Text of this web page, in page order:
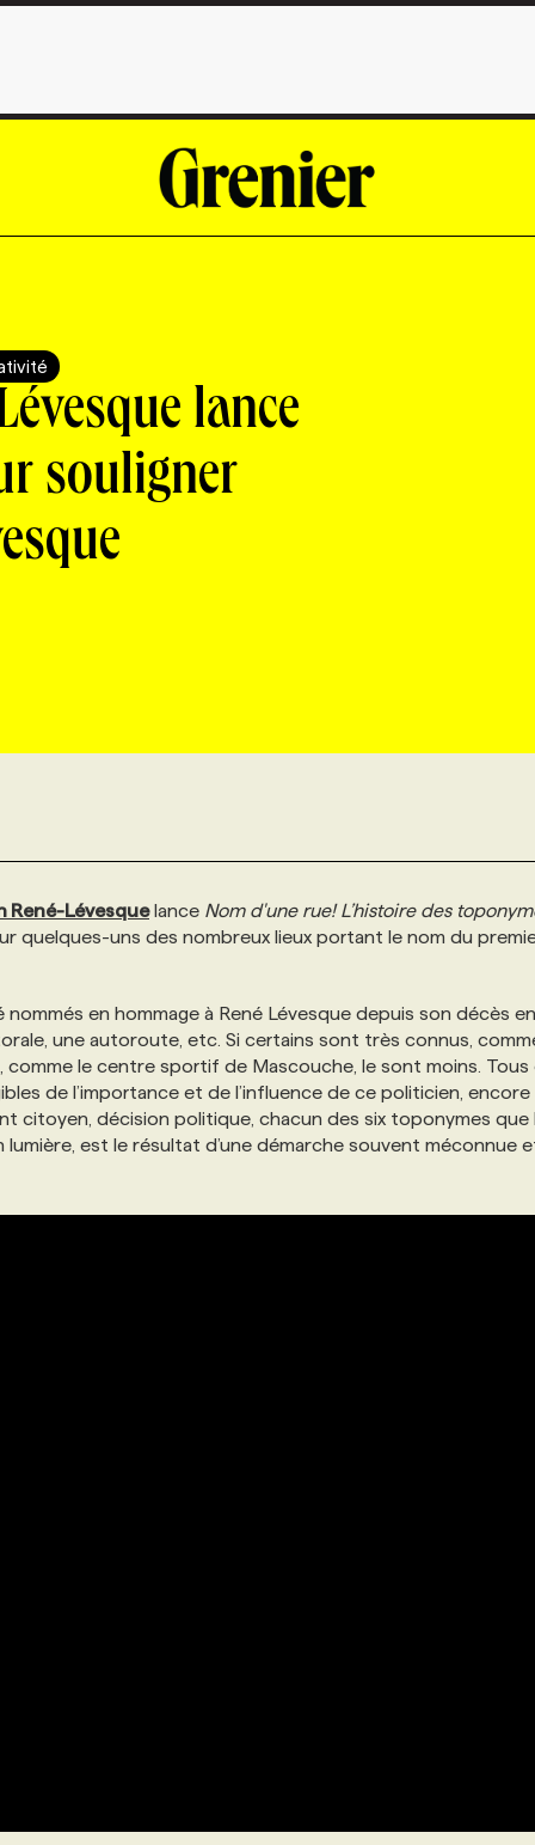
lance
souligner
René-Lévesquelance Nom d'une rue! L’histoire des
quelques-uns des nombreux lieux portant le nom du
en hommage à René Lévesque depuis son décès
une autoroute, etc. Si certains sont très connus,
comme le centre sportif de Mascouche, le sont moins.
de l’importance et de l’influence de ce politicien, encore
citoyen, décision politique, chacun des six toponymes que
est le résultat d’une démarche souvent méconnue